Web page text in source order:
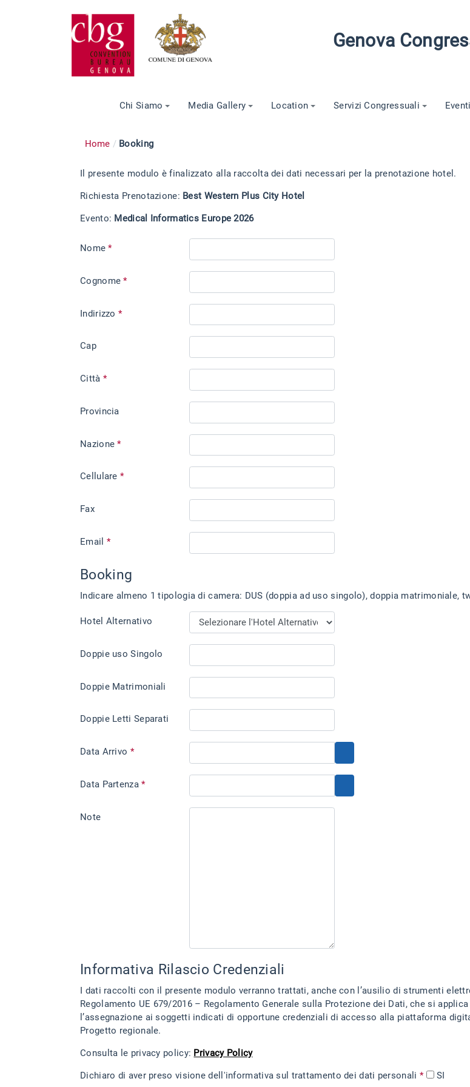
Genova
Chi Siamo Media Gallery Location Servizi Congressuali
Home Booking
Il presente modulo è finalizzato alla raccolta dei dati necessari per la prenotazione hotel.
Richiesta Prenotazione: Best Western Plus City Hotel
Evento: Medical Informatics Europe 2026
Nome *
Cognome *
Indirizzo *
Cap
Città *
Provincia
Nazione *
Cellulare *
Fax
Email *
Booking
Indicare almeno 1 tipologia di camera: DUS (doppia ad uso singolo), doppia matrimoniale,
Hotel Alternativo
Doppie uso Singolo
Doppie Matrimoniali
Doppie Letti Separati
Data Arrivo *
Data Partenza*
Note
Informativa Rilascio Credenziali
I dati raccolti con il presente modulo verranno trattati, anche con l’ausilio di strumenti
Regolamento UE 679/2016 – Regolamento Generale sulla Protezione dei Dati, che si
l’assegnazione ai soggetti indicati di opportune credenziali di accesso alla piattaforma digitale citata nella richiesta e per ricevere le comunicazioni del
Progetto regionale.
Consulta le privacy policy: Privacy Policy
Dichiaro di aver preso visione dell'informativa sul trattamento dei dati personali * SI